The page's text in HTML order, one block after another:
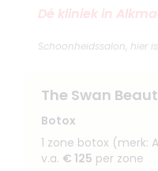
Dé kliniek in
Schoonheidssalon, hier
The Swan
Botox
1 zone botox (merk:
v.a. € 125 per zone